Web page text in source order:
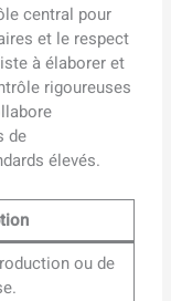
central pour
et le respect
à élaborer et
rigoureuses
de
élevés.
ou de